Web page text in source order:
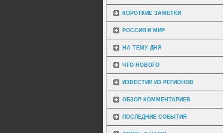
КОРОТКИЕ ЗАМЕТКИ
РОССИЯ И МИР
НА ТЕМУ ДНЯ
ЧТО НОВОГО
ИЗВЕСТИЯ ИЗ РЕГИОНОВ
ОБЗОР КОММЕНТАРИЕВ
ПОСЛЕДНИЕ СОБЫТИЯ